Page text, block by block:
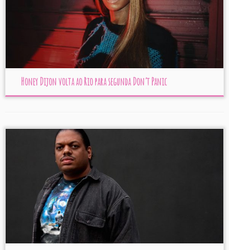
Honey Dijon volta ao Rio para segunda Don’t Panic